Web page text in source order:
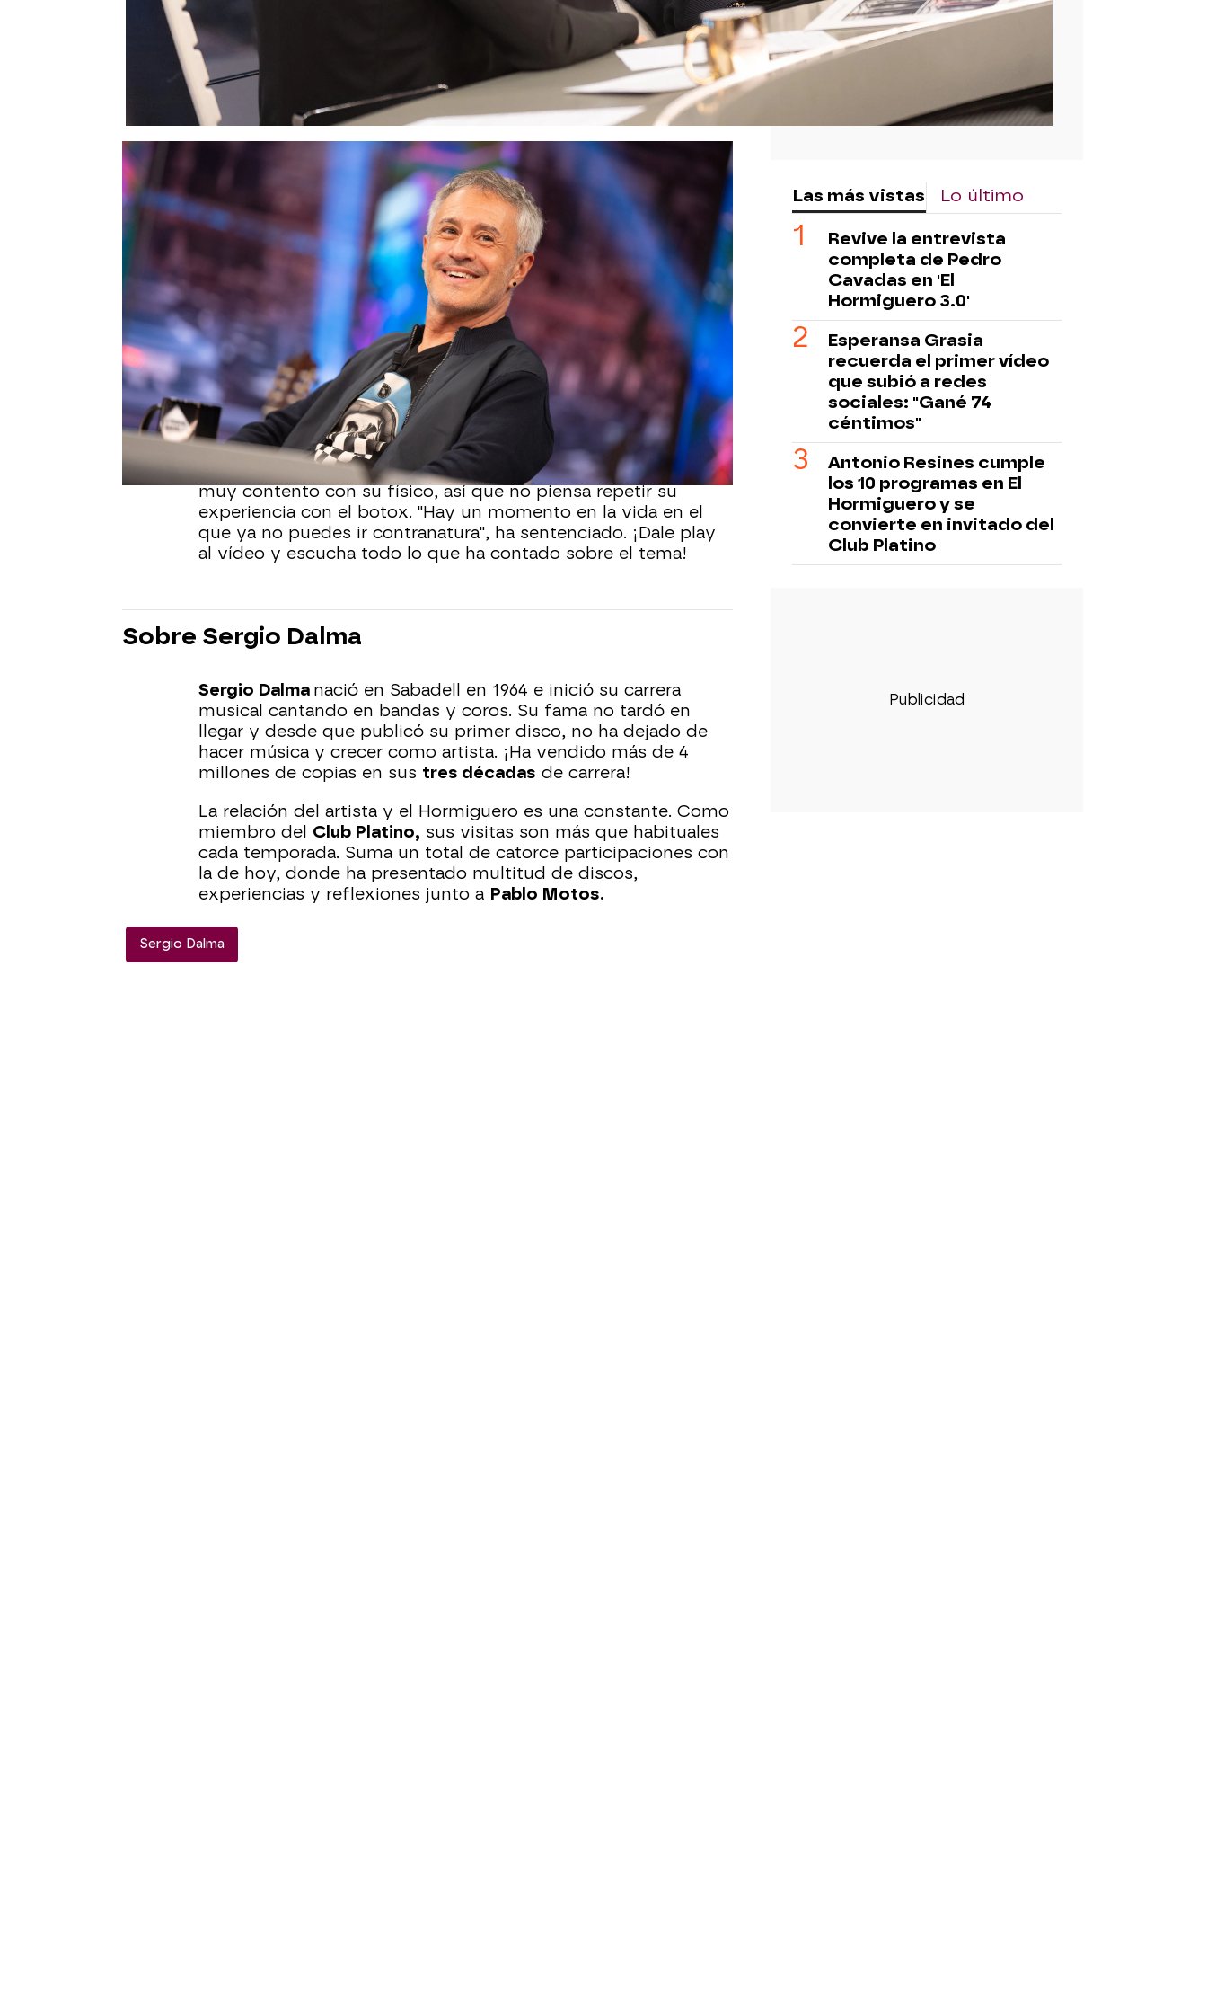
El Hormiguero ha comenzado su semana por todo lo algo con
un viejo amigo del programa como invitado:
Sergio Dalma. El
artista ha querido presentarnos su nuevo disco, titulado Sonríe
porque estás a en la foto, que él mismo ha traducido como
"Aquel afán porque buscarse hueco en el panorama musical".
Dalma regresa con estevigésimo segundo álbumcon sonidos
pop ochenteros y pegadizos, recordando algunos de los temas
que más han triunfado en sus tres exitosas décadas de carrera.
Pablo Motosha querido resaltar lo bien que ve físicamente al
cantante con sus 59 años y le ha preguntado si alguna vez se
ha puesto
Él ha confesado que sí, pero la experiencia
no fue muy buena: "Me pusieron de todo y a los dos días
parecía Carmen de Mairena".
El presentador ha recordado que vivió unaexperiencia similar
al cantante en el que lo dejaron "como a un chino". Aunque
Motos lo ha contado entre risas, en ese momento no le hizo
ninguna gracia.
Sergio Dalma
ha confesado que intenta cuidarse y que está
muy contento con su físico, así que no piensa repetir su
experiencia con el botox. "Hay un momento en la vida en el
que ya no puedes ir contranatura", ha sentenciado. ¡Dale play
al vídeo y escucha todo lo que ha contado sobre el tema!
Sobre Sergio Dalma
Sergio Dalma nació en Sabadell en 1964 e inició su carrera
musical cantando en bandas y coros. Su fama no tardó en
llegar y desde que publicó su primer disco, no ha dejado de
hacer música y crecer como artista. ¡Ha vendido más de 4
millones de copias en sus tres décadas de carrera!
La relación del artista y el Hormiguero es una constante. Como
miembro del Club Platino, sus visitas son más que habituales
cada temporada. Suma un total de catorce participaciones con
la de hoy, donde ha presentado multitud de discos,
experiencias y reflexiones junto a Pablo Motos.
Sergio Dalma
Las más vistas Lo último
Revive la entrevista
completa de Pedro
Cavadas en 'El
Hormiguero 3.0'
Esperansa Grasia
recuerda el primer vídeo
que subió a redes
sociales: "Gané 74
céntimos"
Antonio Resines cumple
los 10 programas en El
Hormiguero y se
convierte en invitado del
Club Platino